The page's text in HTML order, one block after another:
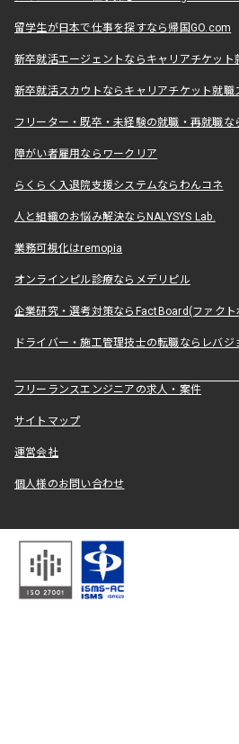
留学生が日本で仕事を探すなら帰国GO.com
新卒就活エージェントならキャリアチケット
新卒就活スカウトならキャリアチケット就職
フリーター・既卒・未経験の就職・再就職な
障がい者雇用ならワークリア
らくらく入退院支援システムならわんコネ
人と組織のお悩み解決ならNALYSYS Lab.
業務可視化はremopia
オンラインピル診療ならメデリピル
企業研究・選考対策ならFactBoard(ファクト
ドライバー・施工管理技士の転職ならレバジ
フリーランスエンジニアの求人・案件
サイトマップ
運営会社
個人様のお問い合わせ